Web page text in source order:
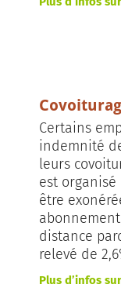
Certains
indemnité
leurs
est organisé
être
abonnement
distance
relevé de
Plus d’infos